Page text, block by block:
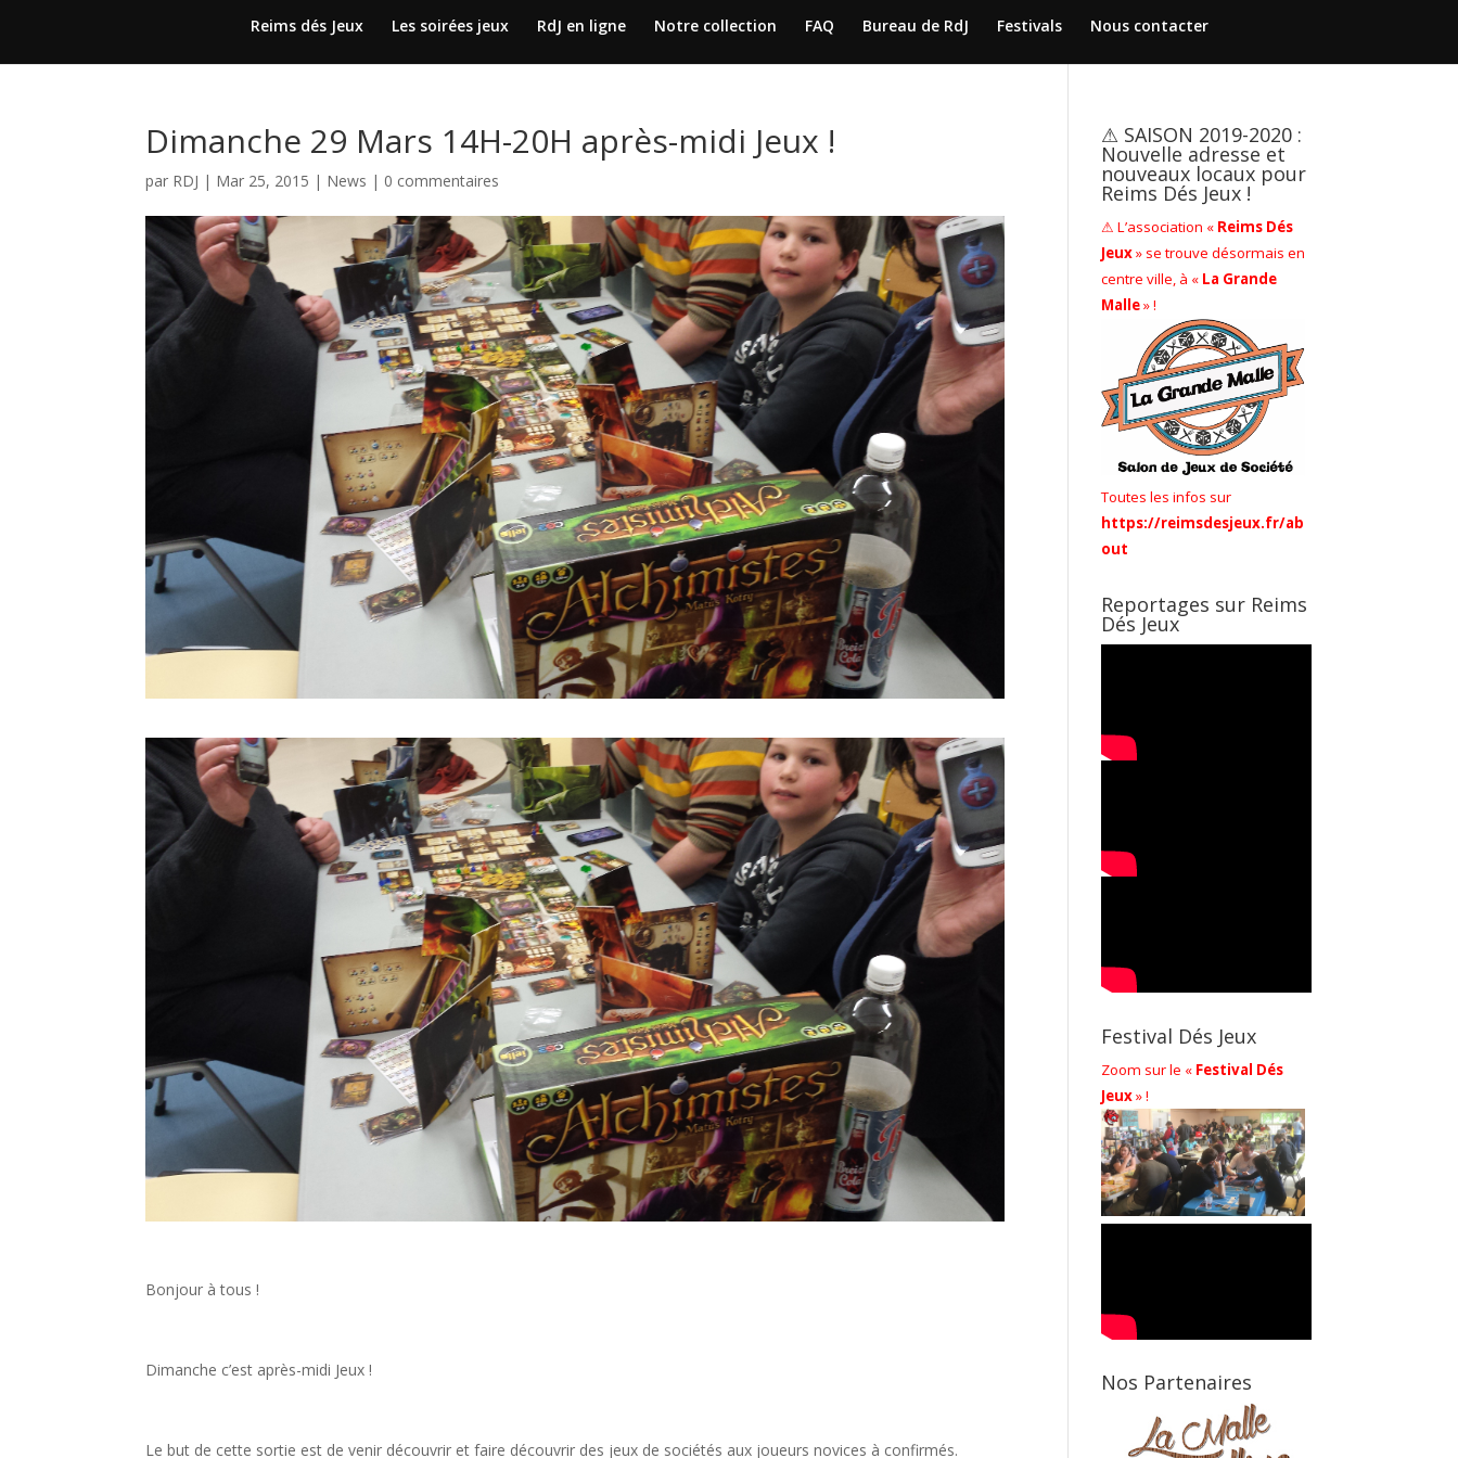
Reims dés Jeux Les soirées jeux RdJ en ligne Notre collection FAQ Bureau de RdJ Festivals Nous contacter
Dimanche 29 Mars 14H-20H après-midi Jeux !
par RDJ | Mar 25, 2015 | News | 0 commentaires
Bonjour à tous !
Dimanche c’est après-midi Jeux !
Le but de cette sortie est de venir découvrir et faire découvrir des jeux de sociétés aux joueurs novices à confirmés.
⚠ SAISON 2019-2020 :
Nouvelle adresse et
nouveaux locaux pour
Reims Dés Jeux !
⚠ L’association « Reims Dés
Jeux» se trouve désormais en
centre ville, à « La Grande
Malle» !
Toutes les infos sur
https://reimsdesjeux.fr/ab
out
Reportages sur Reims
Dés Jeux
Festival Dés Jeux
Zoom sur le « Festival Dés
Jeux» !
Nos Partenaires